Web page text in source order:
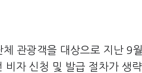
관광객을 대상으로 지난 9
자 신청 및 발급 절차가 생